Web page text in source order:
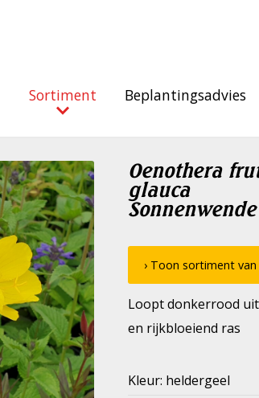
Sortiment Beplantingsadvies
Oenothera
glauca
Sonnenwende
› Toon sortiment
Loopt donkerrood
en rijkbloeiend ras
Kleur: heldergeel